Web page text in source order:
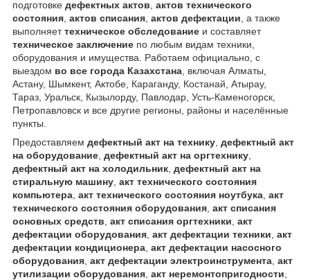
подготовке дефектных актов актов технического
состояния актов списания актов дефектации , а также
выполняеттехническое обследование и составляет
техническое заключение по любым видам техники,
оборудования и имущества. Работаем официально, с
выездом во все города Казахстана , включая Алматы,
Астану, Шымкент, Актобе, Караганду, Костанай, Атырау,
Тараз, Уральск, Кызылорду, Павлодар, Усть-Каменогорск,
Петропавловск и все другие регионы, районы и населённые
пункты.
Предоставляем дефектный акт на технику дефектный акт
на оборудование дефектный акт на оргтехнику
дефектный акт на холодильник дефектный акт на
стиральную машину акт технического состояния
компьютера акт технического состояния ноутбука акт
технического состояния оборудования акт списания
основных средств акт списания оргтехники акт
дефектации оборудования акт дефектации техники акт
дефектации кондиционера акт дефектации насосного
оборудования акт дефектации электроинструмента акт
утилизации оборудования акт неремонтопригодности